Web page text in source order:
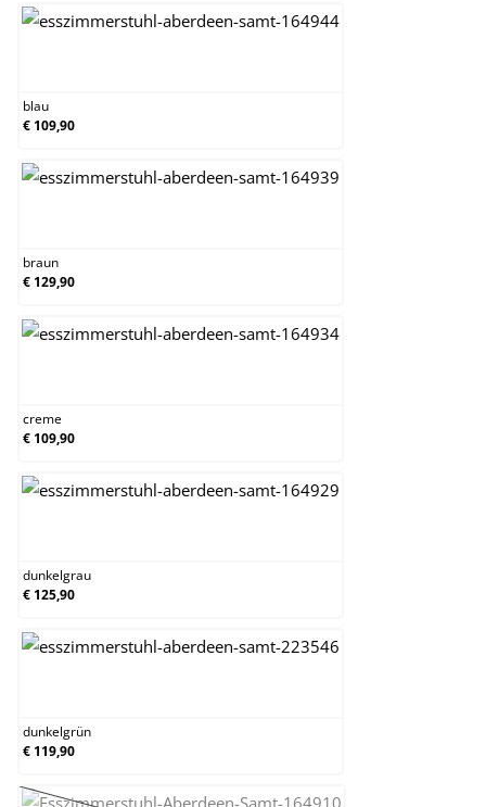
blau
€ 109,90
braun
€ 129,90
creme
€ 109,90
dunkelgrau
€ 125,90
dunkelgrün
€ 119,90